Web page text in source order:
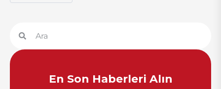
En Son Haberleri Alın